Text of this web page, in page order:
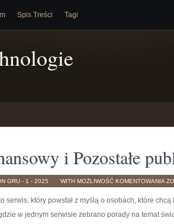
Spis Treści Tagi
i Pozostałe
GRU - 1 - 2025 WITH MOŻLIWOŚĆ KOMENTOWANIA
serwis, który powstał z myślą o osobach, które
w jednym serwisie zebrano porady na temat